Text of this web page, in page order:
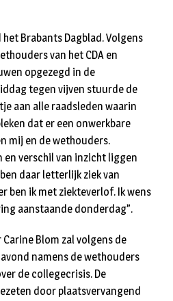
Brabants Dagblad. Volgens
van het CDA en
opgezegd in de
tegen vijven stuurde de
aan alle raadsleden waarin
dat er een onwerkbare
mij en de wethouders.
verschil van inzicht liggen
daar letterlijk ziek van
ben ik met ziekteverlof. Ik wens
aanstaande donderdag”.
Blom zal volgens de
namens de wethouders
de collegecrisis. De
door plaatsvervangend